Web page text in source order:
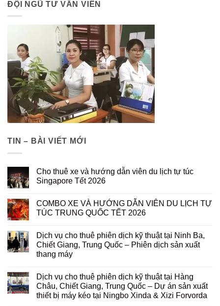
ĐỘI NGŨ TƯ VẤN VIÊN
TIN – BÀI VIẾT MỚI
Cho thuê xe và hướng dẫn viên du lịch tự túc
Singapore Tết 2026
COMBO XE VÀ HƯỚNG DẪN VIÊN DU LỊCH TỰ
TÚC TRUNG QUỐC TẾT 2026
Dịch vụ cho thuê phiên dịch kỹ thuật tại Ninh Ba,
Chiết Giang, Trung Quốc – Phiên dịch sản xuất
thang máy
Dịch vụ cho thuê phiên dịch kỹ thuật tại Hàng
Châu, Chiết Giang, Trung Quốc – Dự án sản xuất
thiết bị máy kéo tại Ningbo Xinda & Xizi Forvorda